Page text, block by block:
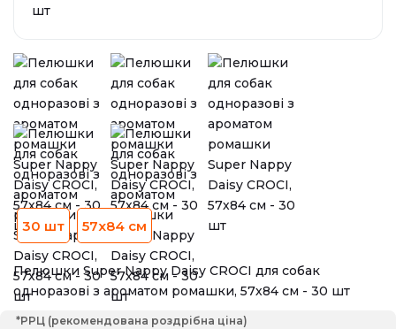
30 шт 57x84 см
Пелюшки Super Nappy Daisy CROCI для собак
одноразові з ароматом ромашки, 57х84 см - 30 шт
*РРЦ (рекомендована роздрібна ціна)